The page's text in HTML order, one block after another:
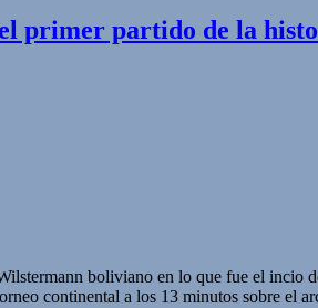
primer partido de la
boliviano en lo que fue el incio
continental a los 13 minutos sobre el